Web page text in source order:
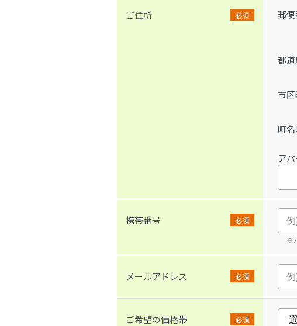
ご住所 必須 郵
都
市
町
ア
携帯番号
必須
※
メールアドレス 必須
ご希望の価格帯 必須